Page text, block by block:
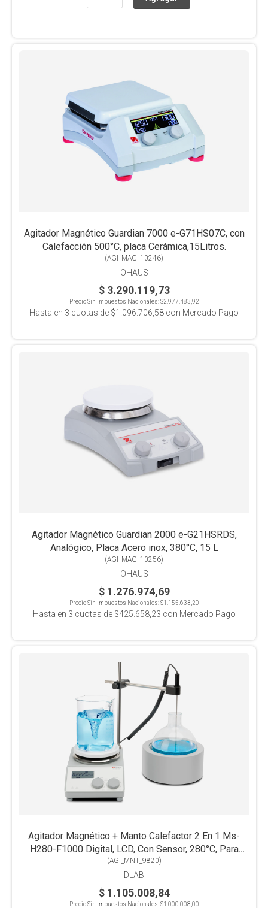
Agitador Magnético Guardian 7000 e-G71HS07C, con
Calefacción 500°C, placa Cerámica,15Litros.
(AGI_MAG_10246)
OHAUS
$ 3.290.119,73
Precio Sin Impuestos Nacionales:$2.977.483,92
Hasta en 3 cuotas de $1.096.706,58 con Mercado Pago
Agitador Magnético Guardian 2000 e-G21HSRDS,
Analógico, Placa Acero inox, 380°C, 15 L
(AGI_MAG_10256)
OHAUS
$ 1.276.974,69
Precio Sin Impuestos Nacionales:$1.155.633,20
Hasta en 3 cuotas de $425.658,23 con Mercado Pago
Agitador Magnético + Manto Calefactor 2 En 1 Ms-
H280-F1000 Digital, LCD, Con Sensor, 280°C, Para
Balón 1000ml
(AGI_MNT_9820)
DLAB
$ 1.105.008,84
Precio Sin Impuestos Nacionales:$1.000.008,00